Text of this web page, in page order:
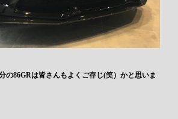
の86GRは皆さんもよくご存じ(笑）かと思いま